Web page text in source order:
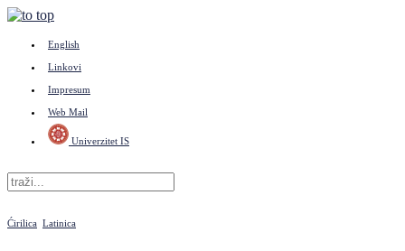
English
Linkovi
Impresum
Web Mail
Univerzitet IS
Ćirilica Latinica